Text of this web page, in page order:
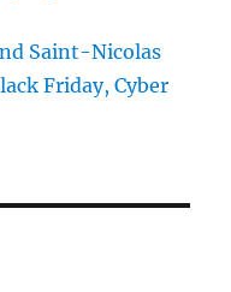
Saint-Nicolas
Friday, Cyber